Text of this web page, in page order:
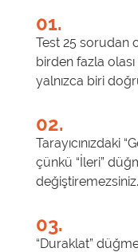
01.
Test 25 sorudan
birden fazla
yalnızca biri
02.
Tarayıcınızdaki
çünkü “İleri”
değiştiremezsiniz.
03.
“Duraklat”